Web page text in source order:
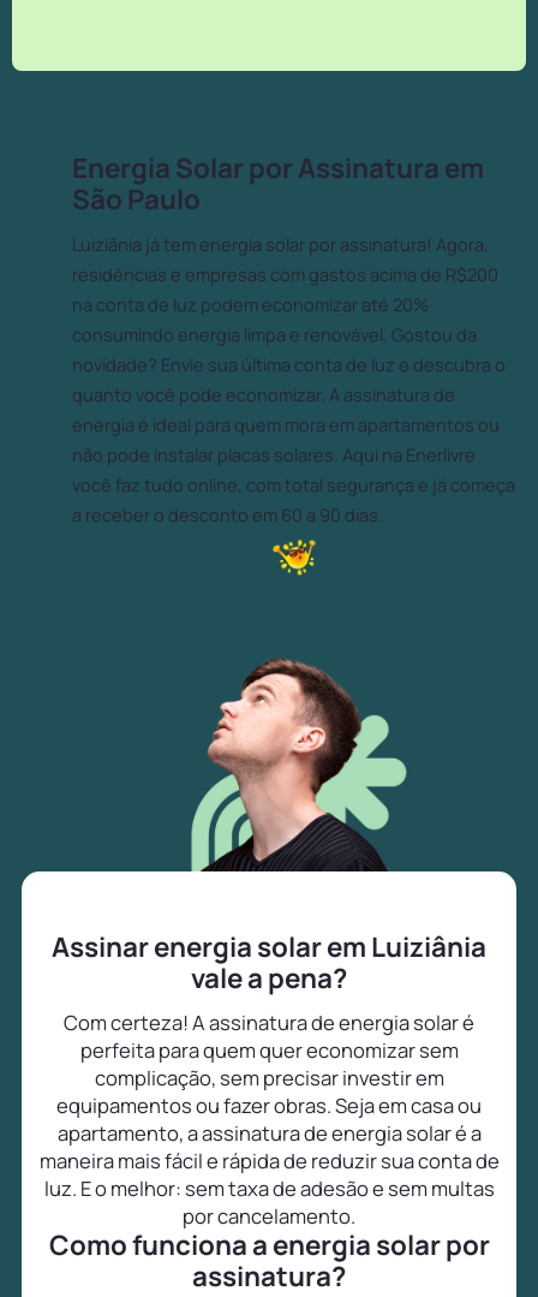
Energia Solar por Assinatura em
São Paulo
Luiziânia já tem energia solar por assinatura! Agora,
residências e empresas com gastos acima de R$200
na conta de luz podem economizar até 20%
consumindo energia limpa e renovável. Gostou da
novidade? Envie sua última conta de luz e descubra o
quanto você pode economizar. A assinatura de
energia é ideal para quem mora em apartamentos ou
não pode instalar placas solares. Aqui na Enerlivre
você faz tudo online, com total segurança e já começa
a receber o desconto em 60 a 90 dias.
Assinar energia solar em Luiziânia
vale a pena?
Com certeza! A assinatura de energia solar é
perfeita para quem quer economizar sem
complicação, sem precisar investir em
equipamentos ou fazer obras. Seja em casa ou
apartamento, a assinatura de energia solar é a
maneira mais fácil e rápida de reduzir sua conta de
luz. E o melhor: sem taxa de adesão e sem multas
por cancelamento.
Como funciona a energia solar por
assinatura?